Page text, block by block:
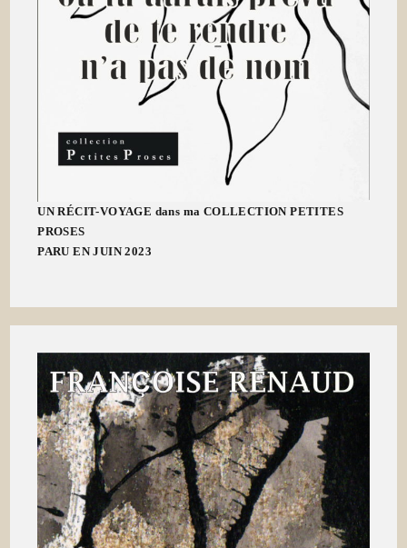
UN RÉCIT-VOYAGE dans ma COLLECTION PETITES
PROSES
PARU EN JUIN 2023